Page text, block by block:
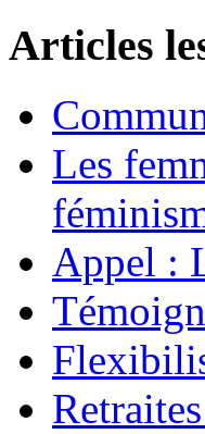
Articles
Les
Appel :